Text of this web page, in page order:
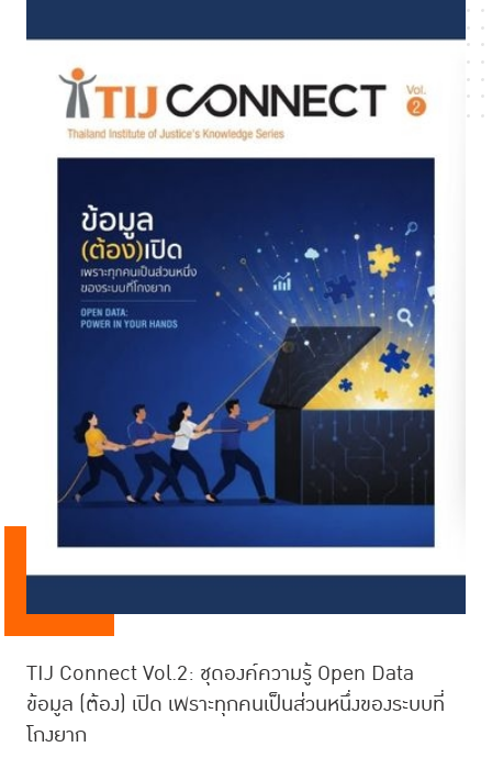
TIJ Connect Vol.2: ชุดองค์ความรู้ Open Data
ข้อมูล (ต้อง) เปิด เพราะทุกคนเป็นส่วนหนึ่งของระบบที่
โกงยาก
สรุปรายงานผลการสำรวจความคิดเห็นประกอบการ
ทบทวนและปรับปรุงประมวลกฎหมายแพ่งและพาณิชย์
แนวโน้มสถานการณ์เรือนจำโลก ปี 2569
TIJ Connect Vol.1: ชุดองค์ความรู้ ANTI-
CORRUPTION! คนไทยไม่ทนโกง ถึงเวลามาช่วยกัน
สร้างระบบที่โกงยาก